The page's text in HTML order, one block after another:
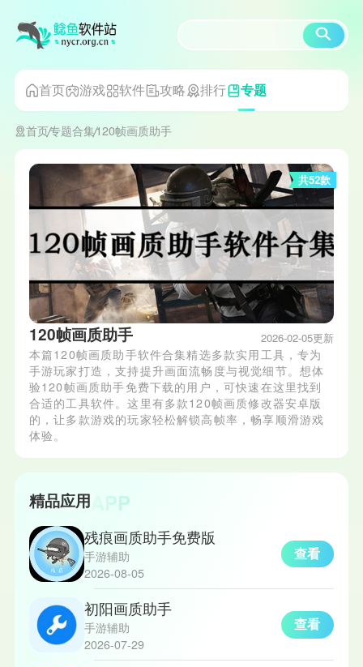
首页 游戏 软件 攻略 排行 专题
首页专题合集120帧画质助手
共52款
120帧画质助手 2026-02-05更新
本篇120帧画质助手软件合集精选多款实用工具，专为
手游玩家打造，支持提升画面流畅度与视觉细节。想体
验120帧画质助手免费下载的用户，可快速在这里找到
合适的工具软件。这里有多款120帧画质修改器安卓版
的，让多款游戏的玩家轻松解锁高帧率，畅享顺滑游戏
体验。
精品应用 APP
残痕画质助手免费版
手游辅助
2026-08-05
查看
初阳画质助手
手游辅助
2026-07-29
查看